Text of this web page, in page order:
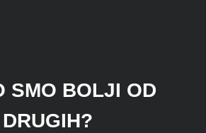
SMO BOLJI OD
DRUGIH?